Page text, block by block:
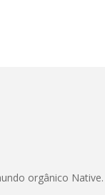
orgânico Native.